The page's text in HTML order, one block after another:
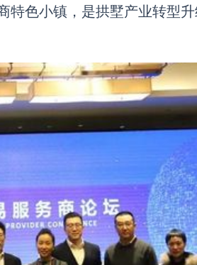
特色小镇，是拱墅产业转型